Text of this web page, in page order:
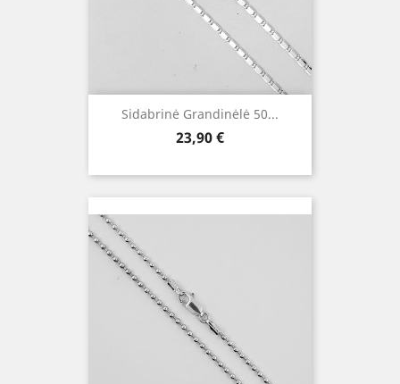
Sidabrinė Grandinėlė 50...
Kaina
23,90 €